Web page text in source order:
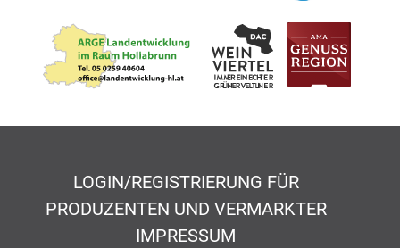
LOGIN/REGISTRIERUNG FÜR
PRODUZENTEN UND VERMARKTER
IMPRESSUM